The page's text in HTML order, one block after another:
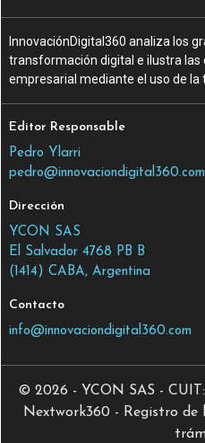
InnovaciónDigital360 analiza los
transformación digital e ilustra las
empresarial mediante el uso de la
Editor Responsable
Pedro Ylarri
Dirección
YCON SAS
El Salvador 4768 PB B
(1414) CABA, Argentina
Contacto
info@innovaciondigital360.com
© 2026 - YCON SAS -
Nextwork360 - Registro